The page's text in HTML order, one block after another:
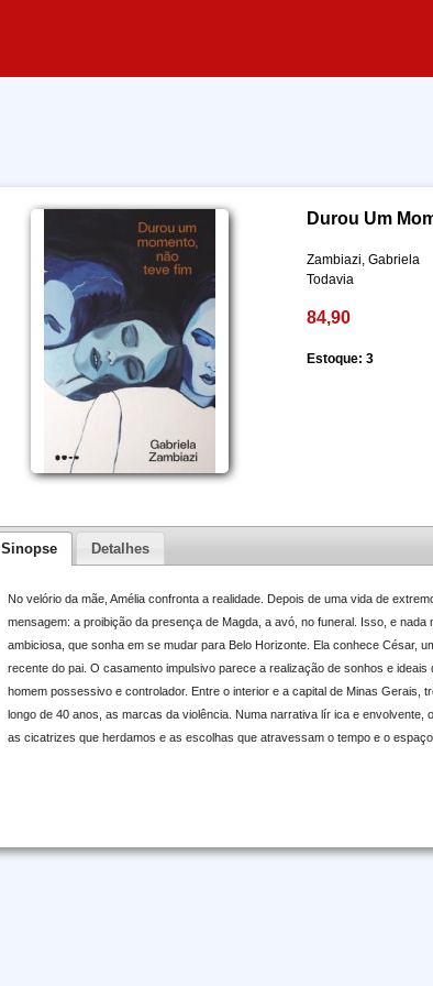
Durou Um
Zambiazi, Gabriela
Todavia
84,90
Estoque: 3
Sinopse Detalhes
No velório da mãe, Amélia confronta a realidade. Depois de uma vida de
mensagem: a proibição da presença de Magda, a avó, no funeral. Isso, e
ambiciosa, que sonha em se mudar para Belo Horizonte. Ela conhece César,
recente do pai. O casamento impulsivo parece a realização de sonhos e
homem possessivo e controlador. Entre o interior e a capital de Minas
longo de 40 anos, as marcas da violência. Numa narrativa lír ica e envolvente,
as cicatrizes que herdamos e as escolhas que atravessam o tempo e o espaço.